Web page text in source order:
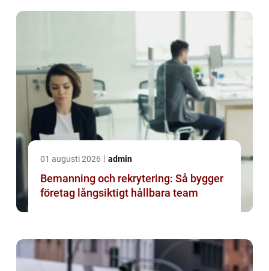
01 augusti 2026 admin
Bemanning och rekrytering: Så bygger
företag långsiktigt hållbara team